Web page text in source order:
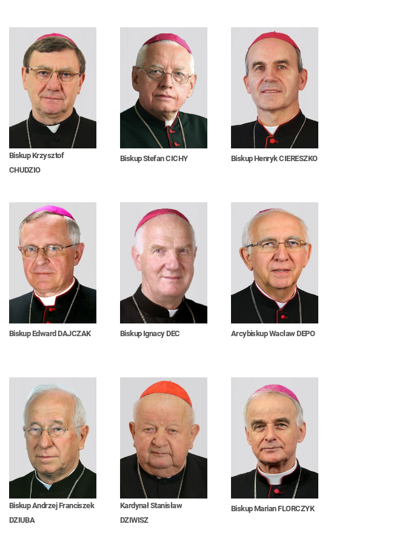
Biskup Krzysztof
CHUDZIO
Biskup Stefan CICHY Biskup Henryk CIERESZKO
Biskup Edward DAJCZAK Biskup Ignacy DEC Arcybiskup Wacław DEPO
Biskup Andrzej Franciszek
DZIUBA
Kardynał Stanisław
DZIWISZ
Biskup Marian FLORCZYK